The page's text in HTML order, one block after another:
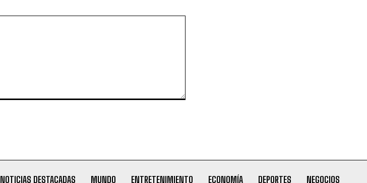
NOTICIAS DESTACADAS MUNDO ENTRETENIMIENTO ECONOMÍA DEPORTES NEGOCIOS